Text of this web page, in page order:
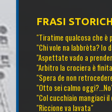
FRASI
"Tiratime qualcosa che è
"Chi vole na labbrèta? Io
"Aspettate vado a
"Arbitro la crociera è
"Spera de non
"Otto sei calmo
"Col cucchiaio mangiaci il
"Riccione va lavata"